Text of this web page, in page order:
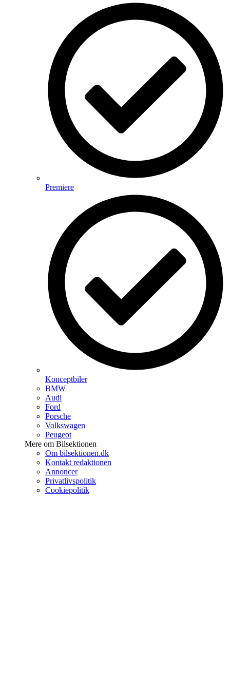
Premiere
Konceptbiler
BMW
Audi
Ford
Porsche
Volkswagen
Peugeot
Mere om Bilsektionen
Om bilsektionen.dk
Kontakt redaktionen
Annoncer
Privatlivspolitik
Cookiepolitik